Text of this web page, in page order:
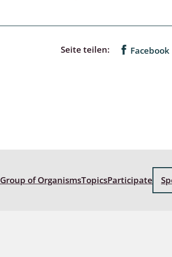
Coleoptera aquatica
Arachnida: Opiliones
Seite teilen: Facebook
Group of OrganismsTopicsParticipate